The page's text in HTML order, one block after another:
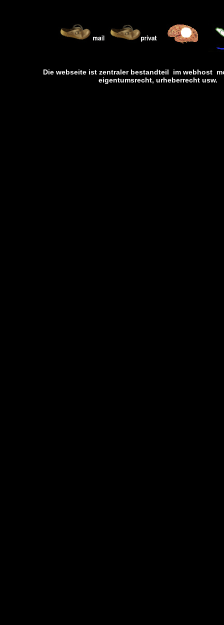
Die webseite ist zentraler bestandteil im webhost
eigentumsrecht, urheberrecht